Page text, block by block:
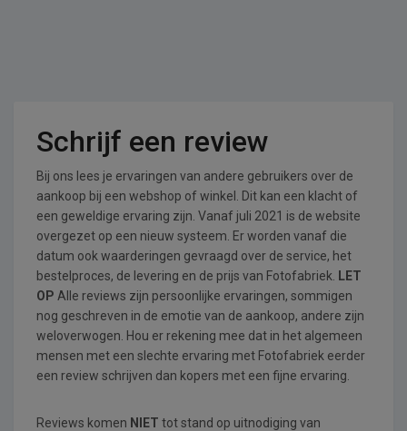
Schrijf een review
Bij ons lees je ervaringen van andere gebruikers over de
aankoop bij een webshop of winkel. Dit kan een klacht of
een geweldige ervaring zijn. Vanaf juli 2021 is de website
overgezet op een nieuw systeem. Er worden vanaf die
datum ook waarderingen gevraagd over de service, het
bestelproces, de levering en de prijs van Fotofabriek.
LET
OP Alle reviews zijn persoonlijke ervaringen, sommigen
nog geschreven in de emotie van de aankoop, andere zijn
weloverwogen. Hou er rekening mee dat in het algemeen
mensen met een slechte ervaring met Fotofabriek eerder
een review schrijven dan kopers met een fijne ervaring.
Reviews komen NIET tot stand op uitnodiging van